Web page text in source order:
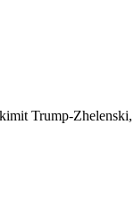
Trump-